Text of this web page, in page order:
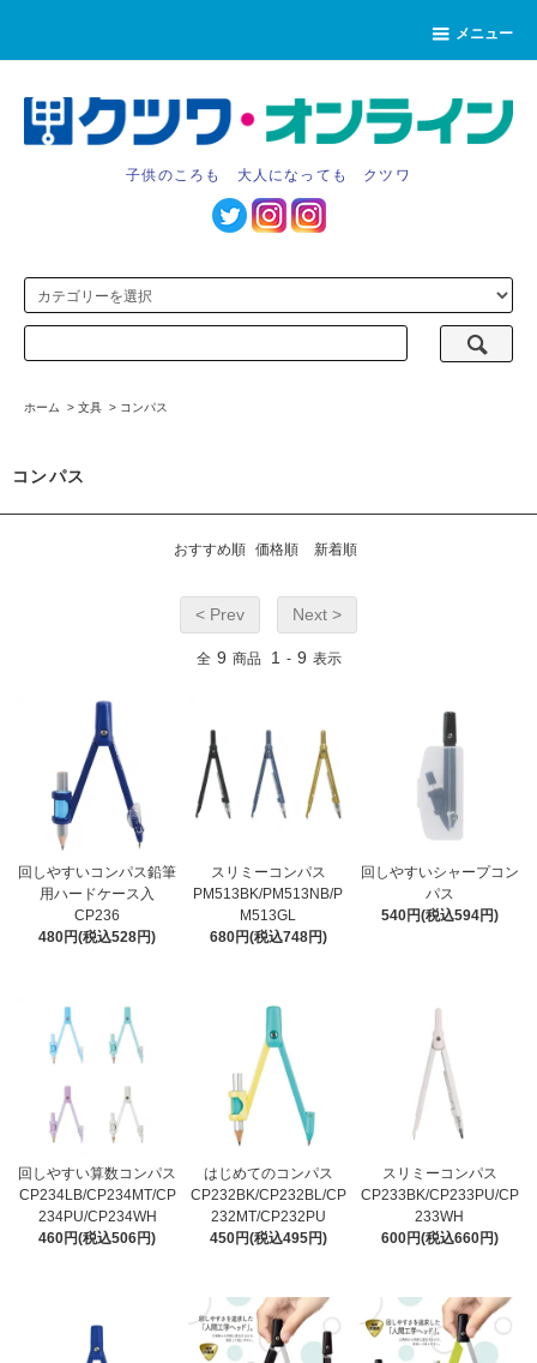
メニュー
子供のころも 大人になっても クツワ
ホーム > 文具 > コンパス
コンパス
おすすめ順 価格順 新着順
< Prev Next >
全 9 商品 1 - 9 表示
回しやすいコンパス鉛筆
用ハードケース入
CP236
480円(税込528円)
スリミーコンパス
PM513BK/PM513NB/P
M513GL
680円(税込748円)
回しやすいシャープコン
パス
540円(税込594円)
回しやすい算数コンパス
CP234LB/CP234MT/CP
234PU/CP234WH
460円(税込506円)
はじめてのコンパス
CP232BK/CP232BL/CP
232MT/CP232PU
450円(税込495円)
スリミーコンパス
CP233BK/CP233PU/CP
233WH
600円(税込660円)